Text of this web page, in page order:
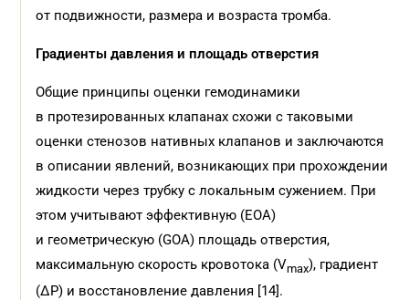
от подвижности, размера и возраста тромба.
Градиенты давления и площадь отверстия
Общие принципы оценки гемодинамики
в протезированных клапанах схожи с таковыми
оценки стенозов нативных клапанов и заключаются
в описании явлений, возникающих при прохождении
жидкости через трубку с локальным сужением. При
этом учитывают эффективную (EOA)
и геометрическую (GOA) площадь отверстия,
максимальную скорость кровотока (Vmax), градиент
(ΔP) и восстановление давления [14].